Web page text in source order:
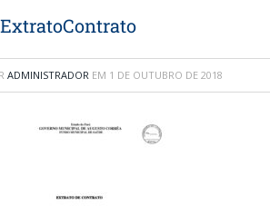
ExtratoContrato
ADMINISTRADOR EM 1 DE OUTUBRO DE 2018